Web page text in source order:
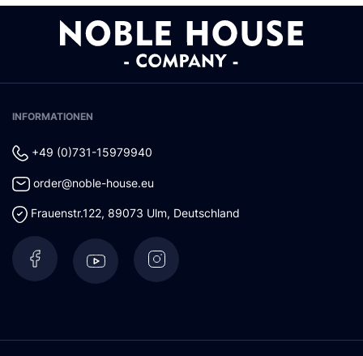
INFORMATIONEN
+49 (0)731-15979940
order@noble-house.eu
Frauenstr.122, 89073 Ulm, Deutschland